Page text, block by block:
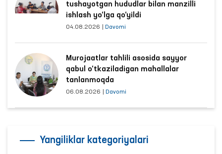
tushayotgan hududlar bilan manzilli
ishlash yo‘lga qo‘yildi
04.08.2026 Davomi
Murojaatlar tahlili asosida sayyor
qabul o‘tkaziladigan mahallalar
tanlanmoqda
06.08.2026 Davomi
Yangiliklar kategoriyalari